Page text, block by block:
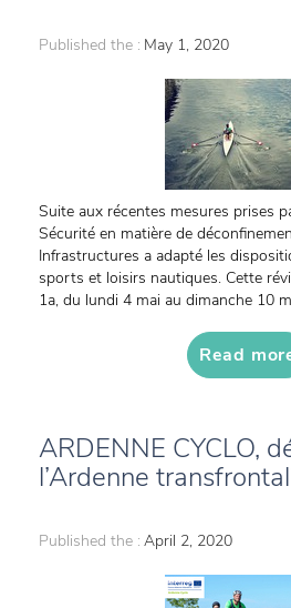
Published the : May 1, 2020
Suite aux récentes mesures prises
Sécurité en matière de
Infrastructures a adapté les
sports et loisirs nautiques. Cette
1a, du lundi 4 mai au dimanche 10
Read
ARDENNE CYCLO,
l’Ardenne
Published the : April 2, 2020